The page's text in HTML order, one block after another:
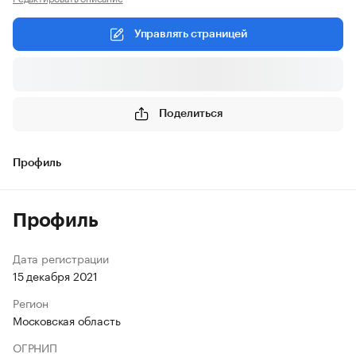
Управлять страницей
Поделиться
Профиль
Профиль
Дата регистрации
15 декабря 2021
Регион
Московская область
ОГРНИП